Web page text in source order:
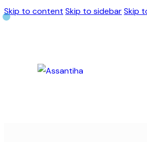
Skip to content Skip to sidebarSkip